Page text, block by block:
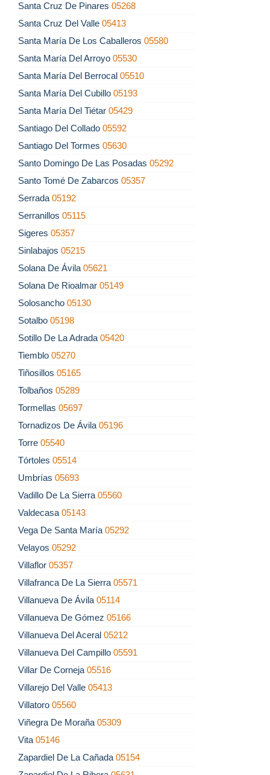
Santa Cruz De Pinares 05268
Santa Cruz Del Valle 05413
Santa María De Los Caballeros 05580
Santa María Del Arroyo 05530
Santa María Del Berrocal 05510
Santa María Del Cubillo 05193
Santa María Del Tiétar 05429
Santiago Del Collado 05592
Santiago Del Tormes 05630
Santo Domingo De Las Posadas 05292
Santo Tomé De Zabarcos 05357
Serrada 05192
Serranillos 05115
Sigeres 05357
Sinlabajos 05215
Solana De Ávila 05621
Solana De Rioalmar 05149
Solosancho 05130
Sotalbo 05198
Sotillo De La Adrada 05420
Tiemblo 05270
Tiñosillos 05165
Tolbaños 05289
Tormellas 05697
Tornadizos De Ávila 05196
Torre 05540
Tórtoles 05514
Umbrías 05693
Vadillo De La Sierra 05560
Valdecasa 05143
Vega De Santa María 05292
Velayos 05292
Villaflor 05357
Villafranca De La Sierra 05571
Villanueva De Ávila 05114
Villanueva De Gómez 05166
Villanueva Del Aceral 05212
Villanueva Del Campillo 05591
Villar De Corneja 05516
Villarejo Del Valle 05413
Villatoro 05560
Viñegra De Moraña 05309
Vita 05146
Zapardiel De La Cañada 05154